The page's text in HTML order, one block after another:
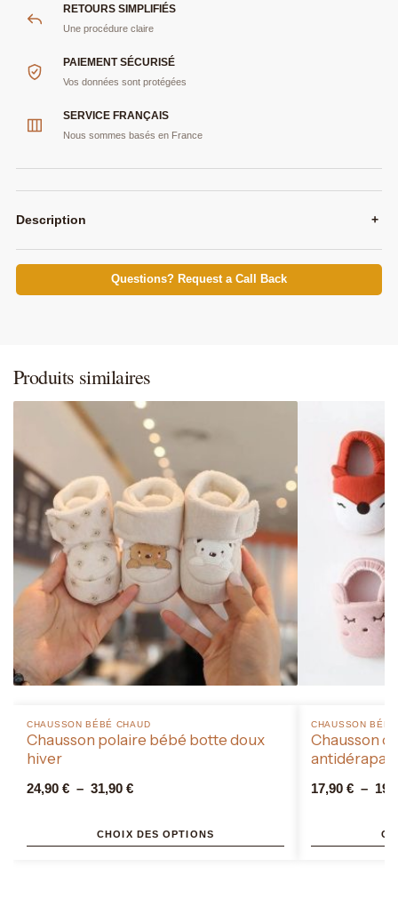
RETOURS SIMPLIFIÉS
Une procédure claire
PAIEMENT SÉCURISÉ
Vos données sont protégées
SERVICE FRANÇAIS
Nous sommes basés en France
Description +
Questions? Request a Call Back
Produits similaires
CHAUSSON BÉBÉ CHAUD​
Chausson polaire bébé botte doux
hiver
24,90 € – 31,90 €
CHOIX DES OPTIONS
CHAUSSON
Chausson
17,90 € –